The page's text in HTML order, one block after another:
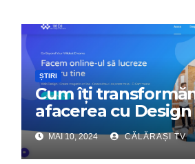
ȘTIRI
Cum îți
afacerea cu
Interactiv –
digital de încredere
MAI 10, 2024 CĂLĂRAȘI TV